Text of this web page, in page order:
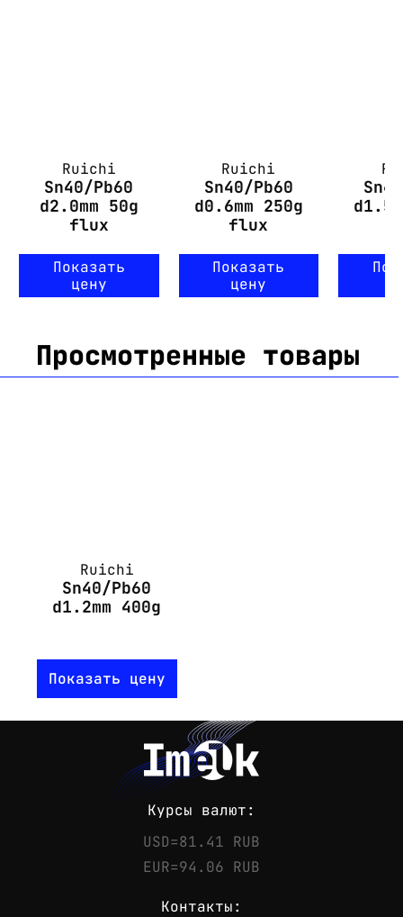
Ruichi
Sn40/Pb60
d2.0mm 50g
flux
Показать
цену
Ruichi
Sn40/Pb60
d0.6mm 250g
flux
Показать
цену
Просмотренные товары
Ruichi
Sn40/Pb60
d1.2mm 400g
Показать цену
Курсы валют:
USD=81.41 RUB
EUR=94.06 RUB
Контакты: